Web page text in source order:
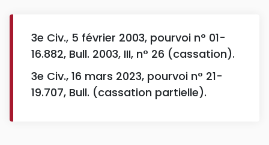
3e Civ., 5 février 2003, pourvoi n° 01-
16.882, Bull. 2003, III, n° 26 (cassation).
3e Civ., 16 mars 2023, pourvoi n° 21-
19.707, Bull. (cassation partielle).